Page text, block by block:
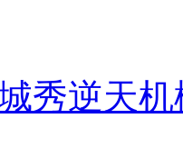
秀逆天机